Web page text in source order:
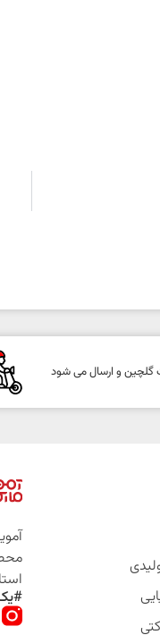
گلچین و ارسال می شود